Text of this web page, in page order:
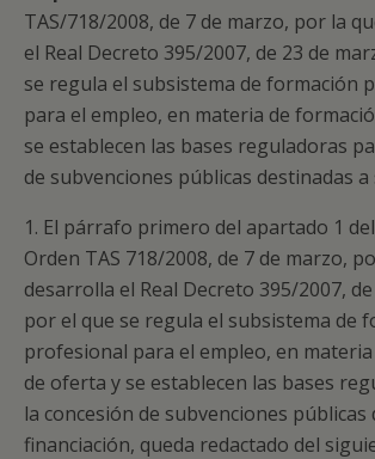
TAS/718/2008, de 7 de marzo, por la
el Real Decreto 395/2007, de 23 de
se regula el subsistema de formación
para el empleo, en materia de
se establecen las bases reguladoras
de subvenciones públicas destinadas
1. El párrafo primero del apartado 1
Orden TAS 718/2008, de 7 de marzo,
desarrolla el Real Decreto 395/2007,
por el que se regula el subsistema de
profesional para el empleo, en
de oferta y se establecen las bases
la concesión de subvenciones públicas
financiación, queda redactado del